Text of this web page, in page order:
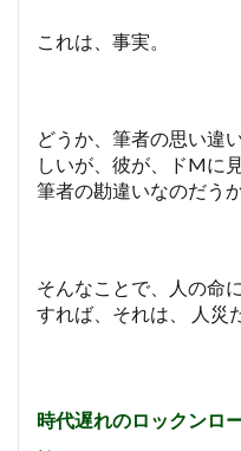
これは、事実。
どうか、筆者の思い違
しいが、彼が、ドMに
筆者の勘違いなのだうか
そんなことで、人の命
すれば、それは、 人災
時代遅れのロックンロ